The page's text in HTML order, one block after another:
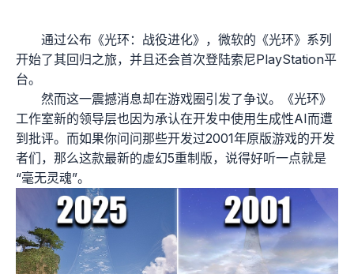
通过公布《光环：战役进化》，微软的《光环》系列
开始了其回归之旅，并且还会首次登陆索尼PlayStation平
台。
然而这一震撼消息却在游戏圈引发了争议。《光环》
工作室新的领导层也因为承认在开发中使用生成性AI而遭
到批评。而如果你问问那些开发过2001年原版游戏的开发
者们，那么这款最新的虚幻5重制版，说得好听一点就是
“毫无灵魂”。